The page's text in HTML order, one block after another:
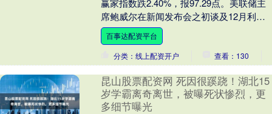
赢家指数跌2.40%，报97.29点。美联储主
席鲍威尔在新闻发布会之初谈及12月利率
前景之前维持微幅下跌状态，随后跳水
并....
百事达配资平台
分类：线上配资开户
查看：130
昆山股票配资网 死因很蹊跷！湖北15
岁学霸离奇离世，被曝死状惨烈，更
多细节曝光